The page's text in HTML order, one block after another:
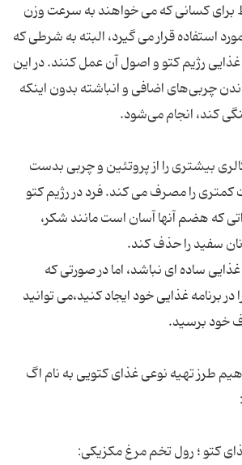
کسانی که می خواهند به سرعت وزن
استفاده قرار می گیرد، البته به شرطی که
غذایی رژیم کتو و اصول آن عمل کنند. در این
چربی‌های اضافی و انباشته بدون اینکه
کند، انجام می‌شود.
بیشتری را از پروتئین و چربی بدست
کمتری را مصرف می کند. فرد در رژیم کتو
که هضم آنها آسان است مانند شکر،
سفید را حذف کند.
ساده ای نباشد، اما در صورتی که
برنامه غذایی خود ایجاد کنید،می توانید
خود برسید.
طرز تهیه نوعی غذای کتویی به نام اگ
کتو ؛ رول تخم مرغ مکزیکی: